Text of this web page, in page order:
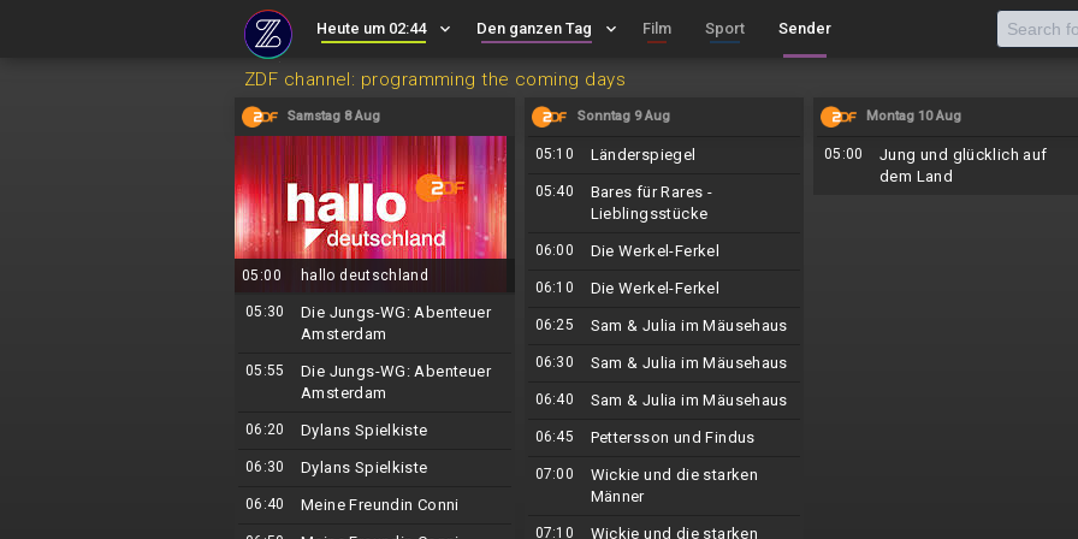
Heute um 02:44 keyboard_arrow_down Den ganzen Tag keyboard_arrow_down Film Sport Sender
ZDF channel: programming the coming days
Samstag 8 Aug
05:00 hallo deutschland
05:30
Die Jungs-WG: Abenteuer
Amsterdam
05:55
Die Jungs-WG: Abenteuer
Amsterdam
06:20 Dylans Spielkiste
06:30 Dylans Spielkiste
06:40 Meine Freundin Conni
Sonntag 9 Aug
05:10 Länderspiegel
05:40
Bares für Rares -
Lieblingsstücke
06:00 Die Werkel-Ferkel
06:10 Die Werkel-Ferkel
06:25 Sam & Julia im Mäusehaus
06:30 Sam & Julia im Mäusehaus
06:40 Sam & Julia im Mäusehaus
06:45 Pettersson und Findus
07:00
Wickie und die starken
Männer
07:10
Wickie und die starken
Montag 10 Aug
05:00
Jung und glücklich auf
dem Land